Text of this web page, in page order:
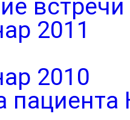
2011
2010
пациента